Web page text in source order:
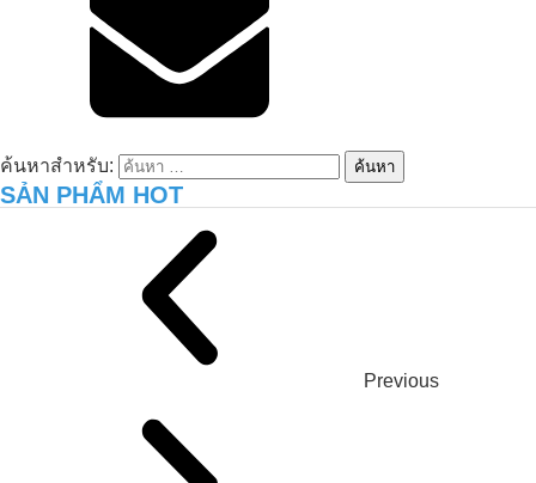
ค้นหาสำหรับ:
SẢN PHẨM HOT
Previous
การดูแลสิ่งแวดล้อมฟาร์มสุกรของคุณซาง
– กวางงาย
สำเร็จในการเพิ่มผลผลิตข้าว ST25
มากกว่า 20% ด้วยคาร์บอนอินทรีย์